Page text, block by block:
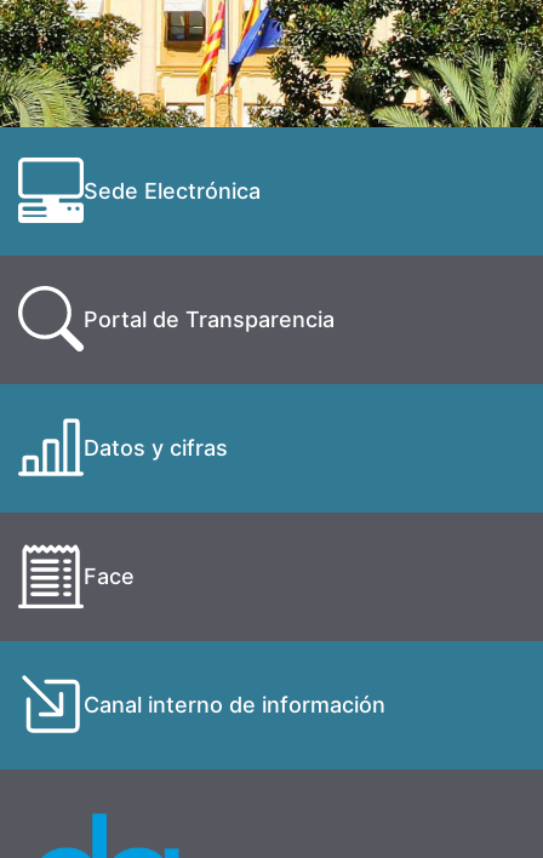
Sede Electrónica
Portal de Transparencia
Datos y cifras
Face
Canal interno de información